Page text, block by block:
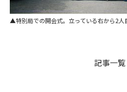
特別局での開会式。立っている右から2人
記事一覧